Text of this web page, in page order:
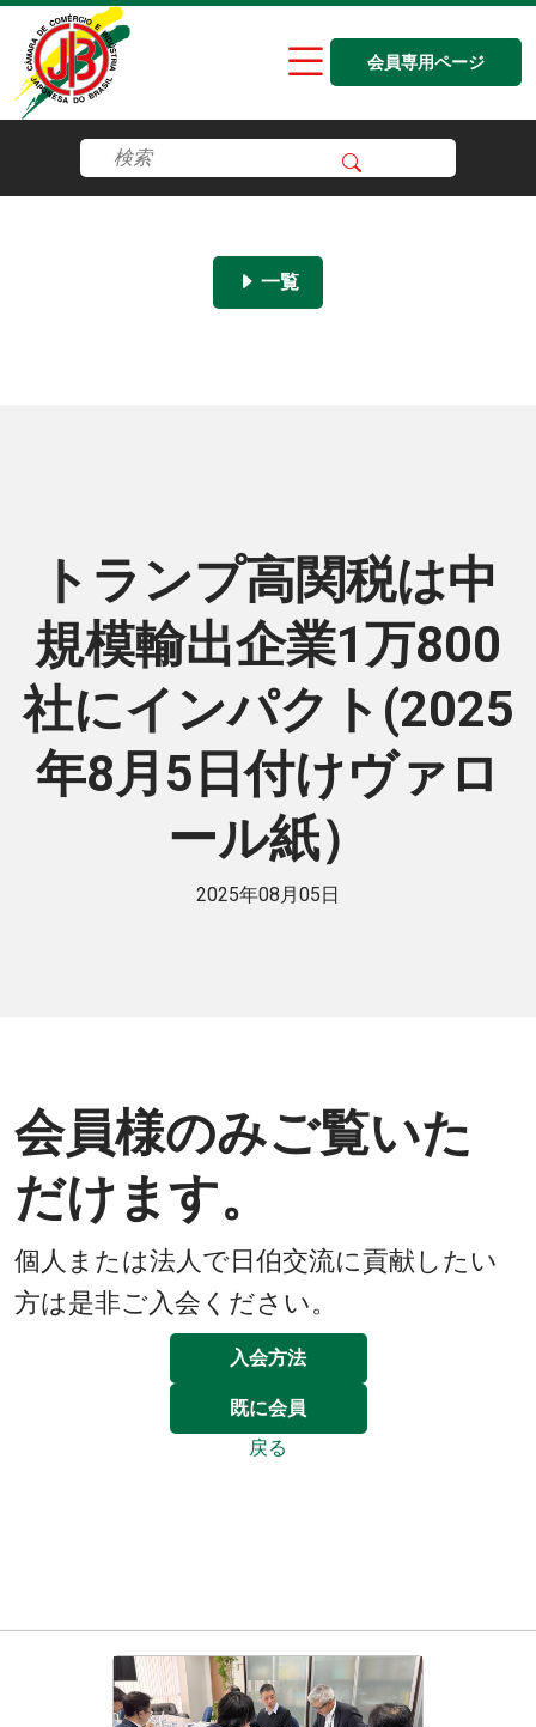
会員専用ページ
一覧
トランプ高関税は中
規模輸出企業1万800
社にインパクト(2025
年8月5日付けヴァロ
ール紙）
2025年08月05日
会員様のみご覧いた
だけます。
個人または法人で日伯交流に貢献したい
方は是非ご入会ください。
入会方法
既に会員
戻る